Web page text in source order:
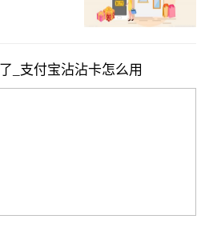
_支付宝沾沾卡怎么用